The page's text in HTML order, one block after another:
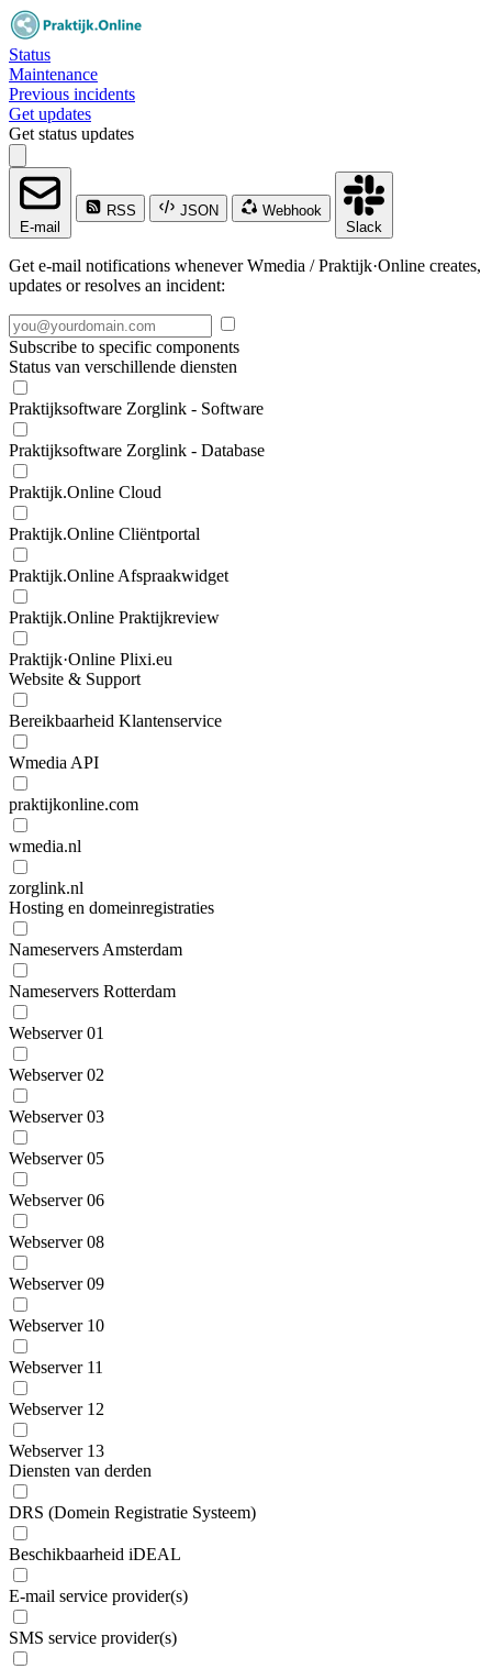
Status
Maintenance
Previous incidents
Get updates
Get status updates
E-mail
RSS JSON
Webhook
Slack
Get e-mail notifications whenever Wmedia / Praktijk·Online creates,
updates or resolves an incident:
Subscribe to specific components
Status van verschillende diensten
Praktijksoftware Zorglink - Software
Praktijksoftware Zorglink - Database
Praktijk.Online Cloud
Praktijk.Online Cliëntportal
Praktijk.Online Afspraakwidget
Praktijk.Online Praktijkreview
Praktijk·Online Plixi.eu
Website & Support
Bereikbaarheid Klantenservice
Wmedia API
praktijkonline.com
wmedia.nl
zorglink.nl
Hosting en domeinregistraties
Nameservers Amsterdam
Nameservers Rotterdam
Webserver 01
Webserver 02
Webserver 03
Webserver 05
Webserver 06
Webserver 08
Webserver 09
Webserver 10
Webserver 11
Webserver 12
Webserver 13
Diensten van derden
DRS (Domein Registratie Systeem)
Beschikbaarheid iDEAL
E-mail service provider(s)
SMS service provider(s)